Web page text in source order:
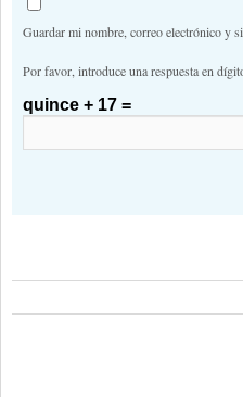
Guardar mi nombre, correo electrónico y
Por favor, introduce una respuesta en
quince + 17 =